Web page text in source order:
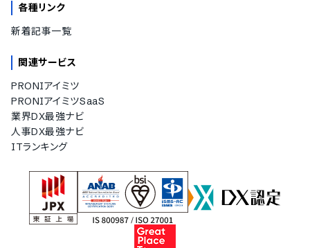
各種リンク
新着記事一覧
関連サービス
PRONIアイミツ
PRONIアイミツSaaS
業界DX最強ナビ
人事DX最強ナビ
ITランキング